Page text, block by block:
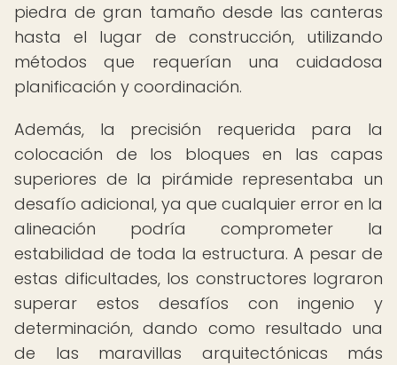
piedra de gran tamaño desde las canteras
hasta el lugar de construcción, utilizando
métodos que requerían una cuidadosa
planificación y coordinación.
Además, la precisión requerida para la
colocación de los bloques en las capas
superiores de la pirámide representaba un
desafío adicional, ya que cualquier error en la
alineación podría comprometer la
estabilidad de toda la estructura. A pesar de
estas dificultades, los constructores lograron
superar estos desafíos con ingenio y
determinación, dando como resultado una
de las maravillas arquitectónicas más